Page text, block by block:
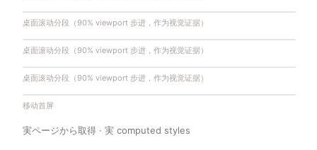
桌面滚动分段（90% viewport 步进，作为视觉证据）
桌面滚动分段（90% viewport 步进，作为视觉证据）
桌面滚动分段（90% viewport 步进，作为视觉证据）
移动首屏
実ページから取得 · 実 computed styles